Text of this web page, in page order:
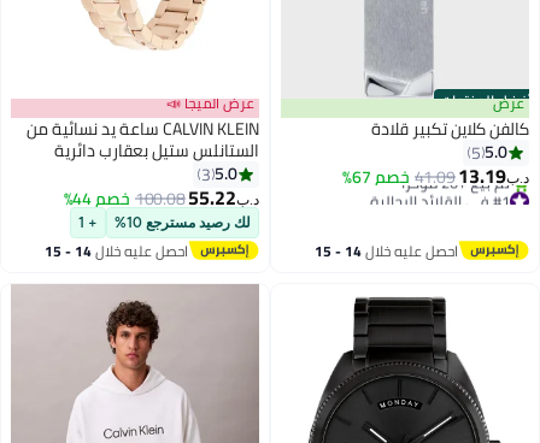
أفضل المنتجات
عرض
كالفن كلاين تكبير قلادة
5.0
5
د.ب‏13.19
41.09خصم 67%
#1 في القلائد الرجالية
أقل سعر في 7 يوم
تم بيع +20 مؤخرًا
#1 في القلائد الرجالية احصل عليه خلال 14 - 15
عرض الميجا 📣
CALVIN KLEIN ساعة يد نسائية من
الستانلس ستيل بعقارب دائرية
الشكل 25200334 - 30 ملم
5.0
3
د.ب‏55.22
100.08خصم 44%
لك رصيد مسترجع 10% + 1
احصل عليه خلال 14 - 15